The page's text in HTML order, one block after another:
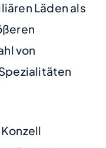
Läden als
von